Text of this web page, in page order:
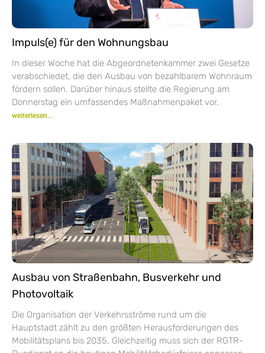
Impuls(e) für den Wohnungsbau
In dieser Woche hat die Abgeordnetenkammer zwei Gesetze
verabschiedet, die den Ausbau von bezahlbarem Wohnraum
fördern sollen. Darüber hinaus stellte die Regierung am
Donnerstag ein umfassendes Maßnahmenpaket vor.
weiterlesen...
Ausbau von Straßenbahn, Busverkehr und
Photovoltaik
Die Organisation der Verkehrsströme rund um die
Hauptstadt zählt zu den größten Herausforderungen des
Mobilitätsplans bis 2035. Gleichzeitig muss sich der RGTR-